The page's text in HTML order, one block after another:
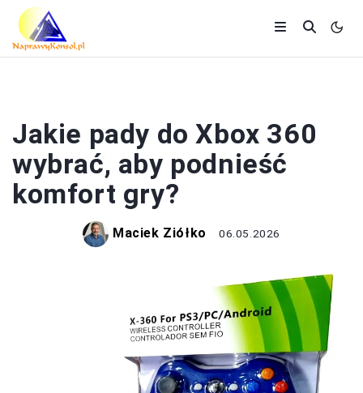
Jakie pady do Xbox 360
wybrać, aby podnieść
komfort gry?
Maciek Ziółko 06.05.2026